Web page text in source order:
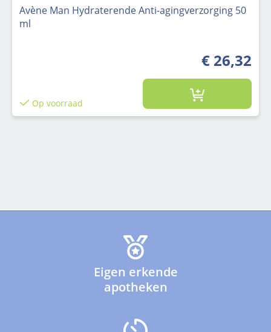
Avène Man Hydraterende Anti-agingverzorging 50
ml
€ 26,32
Op voorraad
Eigen erkende
apotheken